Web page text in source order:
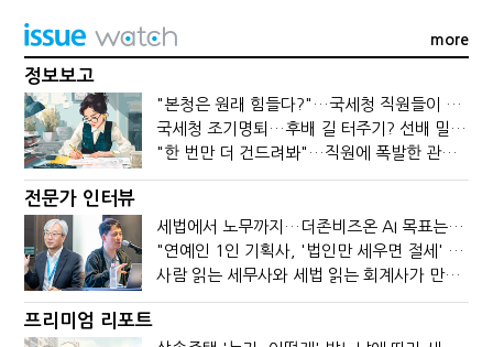
more
정보보고
"본청은 원래 힘들다?"…국세청 직원들이 떠나는 이유
국세청 조기명퇴…후배 길 터주기? 선배 밀어내기?
"한 번만 더 건드려봐"…직원에 폭발한 관세청장, 왜?
전문가 인터뷰
세법에서 노무까지…더존비즈온 AI 목표는 '전문가의 시간'
"연예인 1인 기획사, '법인만 세우면 절세' 시대 끝났다"
사람 읽는 세무사와 세법 읽는 회계사가 만나면?
프리미엄 리포트